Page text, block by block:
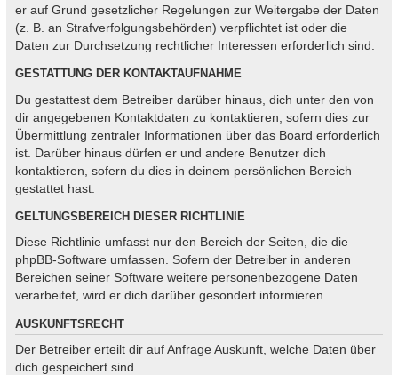
er auf Grund gesetzlicher Regelungen zur Weitergabe der Daten
(z. B. an Strafverfolgungsbehörden) verpflichtet ist oder die
Daten zur Durchsetzung rechtlicher Interessen erforderlich sind.
GESTATTUNG DER KONTAKTAUFNAHME
Du gestattest dem Betreiber darüber hinaus, dich unter den von
dir angegebenen Kontaktdaten zu kontaktieren, sofern dies zur
Übermittlung zentraler Informationen über das Board erforderlich
ist. Darüber hinaus dürfen er und andere Benutzer dich
kontaktieren, sofern du dies in deinem persönlichen Bereich
gestattet hast.
GELTUNGSBEREICH DIESER RICHTLINIE
Diese Richtlinie umfasst nur den Bereich der Seiten, die die
phpBB-Software umfassen. Sofern der Betreiber in anderen
Bereichen seiner Software weitere personenbezogene Daten
verarbeitet, wird er dich darüber gesondert informieren.
AUSKUNFTSRECHT
Der Betreiber erteilt dir auf Anfrage Auskunft, welche Daten über
dich gespeichert sind.